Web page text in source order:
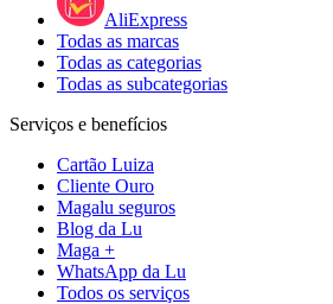
AliExpress
Todas as marcas
Todas as categorias
Todas as subcategorias
Serviços e benefícios
Cartão Luiza
Cliente Ouro
Magalu seguros
Blog da Lu
Maga +
WhatsApp da Lu
Todos os serviços